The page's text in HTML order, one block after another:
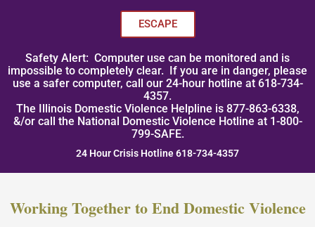
ESCAPE
Safety Alert: Computer use can be monitored and is
impossible to completely clear. If you are in danger, please
use a safer computer, call our 24-hour hotline at 618-734-
4357.
The Illinois Domestic Violence Helpline is 877-863-6338,
&/or call the National Domestic Violence Hotline at 1-800-
799-SAFE.
24 Hour Crisis Hotline 618-734-4357
Working Together to End Domestic Violence